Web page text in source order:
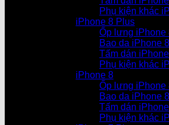
Phụ kiện khác
iPhone 8 Plus
Ốp lưng iPhone
Bao da iPhone
Tấm dán
Phụ kiện khác
iPhone 8
Ốp lưng iPhone
Bao da iPhone 8
Tấm dán
Phụ kiện khác